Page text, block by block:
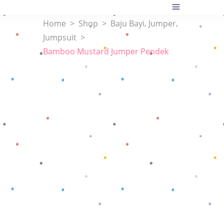
Home > Shop > Baju Bayi, Jumper,
Jumpsuit >
Bamboo Mustard Jumper Pendek